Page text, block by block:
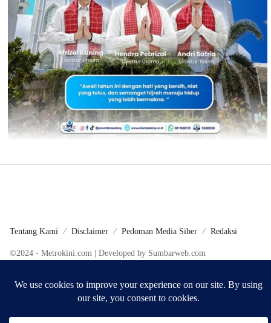
Tentang Kami Disclaimer Pedoman Media Siber Redaksi
©2024 - Metrokini.com | Developed by Sumbarweb.com